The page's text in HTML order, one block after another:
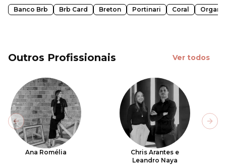
Banco Brb Brb Card Breton Portinari Coral
Outros Profissionais Ver todos
Ana Romélia
Chris Arantes e
Leandro Naya
Previous slide